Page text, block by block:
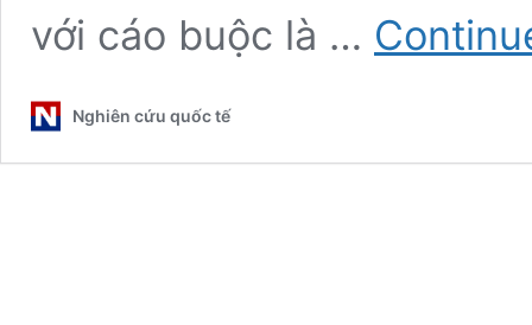
với cáo buộc là …
Nghiên cứu quốc tế